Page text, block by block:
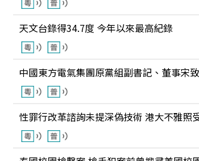
天文台錄得34.7度 今年以來最高紀錄
中國東方電氣集團原黨組副書記、董事宋
性罪行改革諮詢未提深偽技術 港大不雅照